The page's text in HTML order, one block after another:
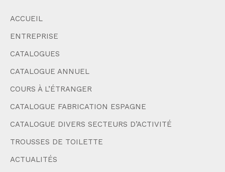
ACCUEIL
ENTREPRISE
CATALOGUES
CATALOGUE ANNUEL
COURS À L’ÉTRANGER
CATALOGUE FABRICATION ESPAGNE
CATALOGUE DIVERS SECTEURS D’ACTIVITÉ
TROUSSES DE TOILETTE
ACTUALITÉS